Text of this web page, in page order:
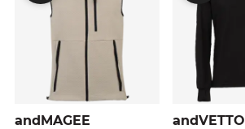
andMAGEE andVETTO